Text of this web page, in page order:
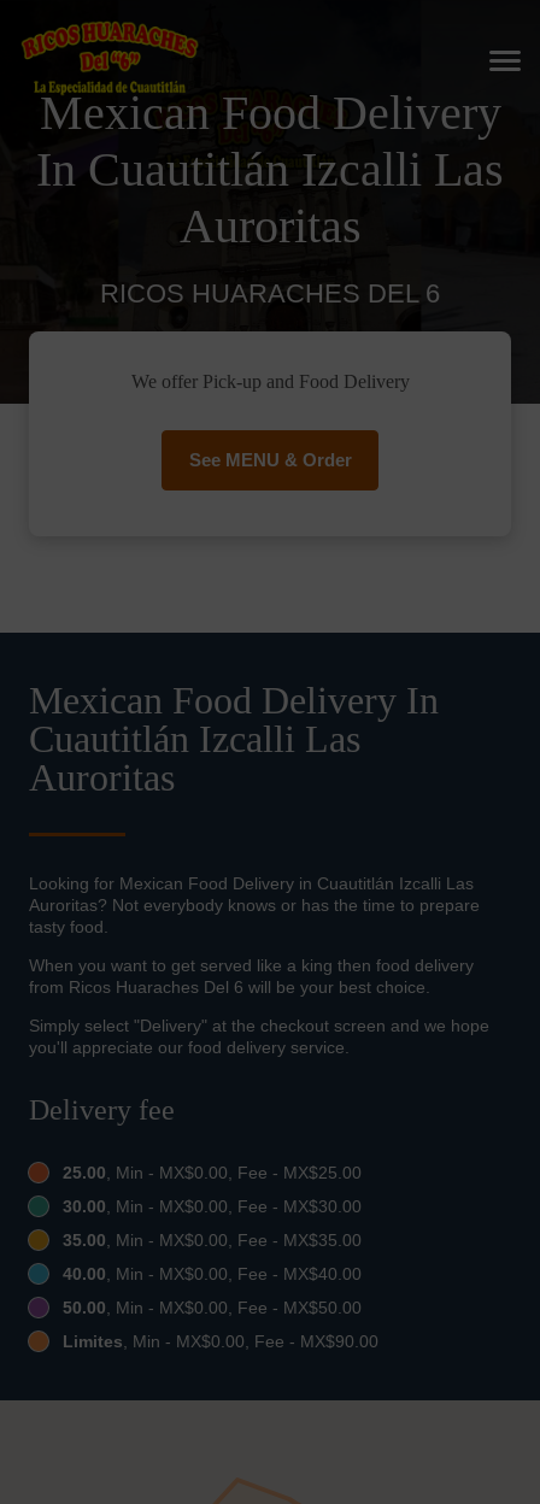
Mexican Food Delivery
In Cuautitlán Izcalli Las
Auroritas
RICOS HUARACHES DEL 6
We offer Pick-up and Food Delivery
See MENU & Order
Mexican Food Delivery In
Cuautitlán Izcalli Las
Auroritas
Looking for Mexican Food Delivery in Cuautitlán Izcalli Las
Auroritas? Not everybody knows or has the time to prepare
tasty food.
When you want to get served like a king then food delivery
from Ricos Huaraches Del 6 will be your best choice.
Simply select "Delivery" at the checkout screen and we hope
you'll appreciate our food delivery service.
Delivery fee
25.00, Min - MX$0.00, Fee - MX$25.00
30.00, Min - MX$0.00, Fee - MX$30.00
35.00, Min - MX$0.00, Fee - MX$35.00
40.00, Min - MX$0.00, Fee - MX$40.00
50.00, Min - MX$0.00, Fee - MX$50.00
Limites, Min - MX$0.00, Fee - MX$90.00